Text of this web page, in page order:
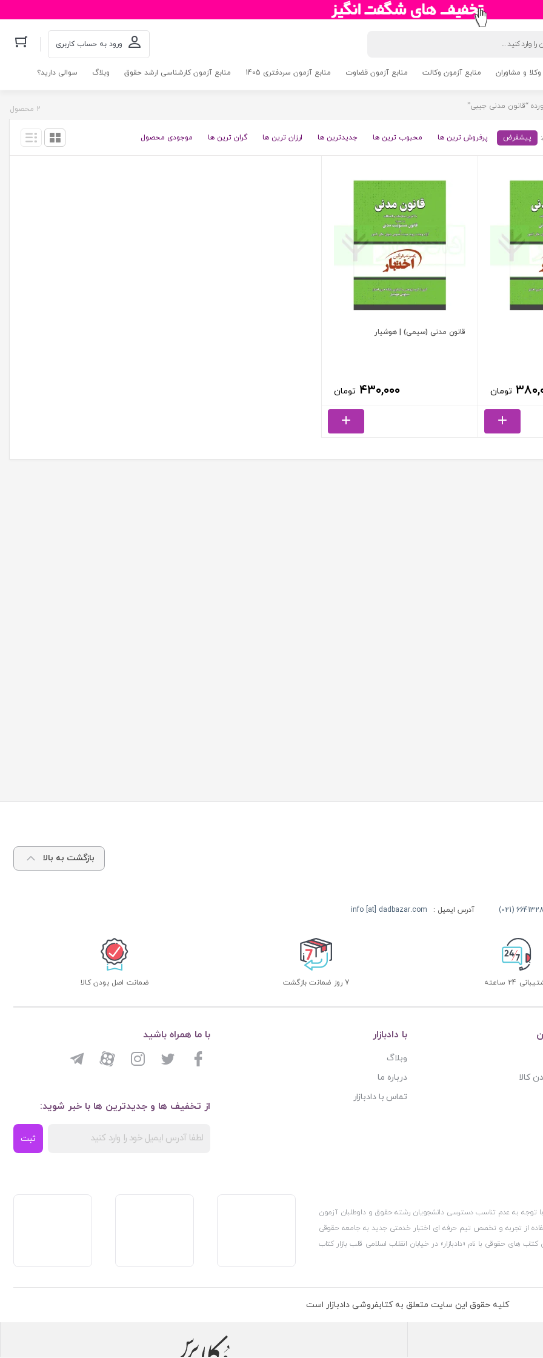
ورود به حساب کاربری
و مشاوران منابع آزمون وکالت منابع آزمون قضاوت منابع آزمون سردفتری 1405 منابع آزمون کارشناسی ارشد حقوق وبلاگ سوالی دارید؟
“قانون مدنی جیبی” 2 محصول
پیشفرض پرفروش ترین ها محبوب ترین ها جدیدترین ها ارزان ترین ها گران ترین ها موجودی محصول
تومان
قانون مدنی (سیمی) | هوشیار
۴۳۰,۰۰۰ تومان
بازگشت به بالا
آدرس ایمیل : info [at] dadbazar.com
24 ساعته 7 روز ضمانت بازگشت ضمانت اصل بودن کالا
کالا
با دادبازار
وبلاگ
درباره ما
تماس با دادبازار
از تخفیف ها و جدیدترین ها با خبر شوید:
ثبت
با ما همراه باشید
توجه به عدم تناسب دسترسی دانشجویان رشته حقوق و داوطلبان آزمون
از تجربه و تخصص تیم حرفه ای اختبار خدمتی جدید به جامعه حقوقی
های حقوقی با نام «دادبازار» در خیابان انقلاب اسلامی قلب بازار کتاب
وزارت صنعت، معدن و تجارت، نشان ملی ثبت رسانه های دیجیتال از
تلفیق آن با شناخت کامل نیازهای جامعه حقوقی کشور راه اندازی کردیم تا
کلیه حقوق این سایت متعلق به کتابفروشی دادبازار است